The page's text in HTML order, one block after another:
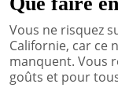
Vous ne risquez
Californie, car ce
manquent. Vous
goûts et pour